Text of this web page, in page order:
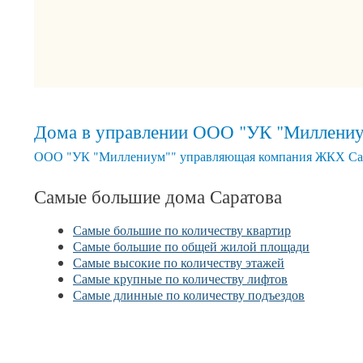
Дома в управлении ООО "УК
ООО "УК "Миллениум"" управляющая компания ЖКХ
Самые большие дома Саратова
Самые большие по количеству квартир
Самые большие по общей жилой площади
Самые высокие по количеству этажей
Самые крупные по количеству лифтов
Самые длинные по количеству подъездов